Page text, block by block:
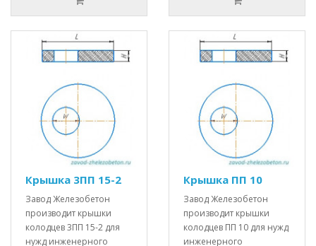
Крышка 3ПП 15-2
Завод Железобетон
производит крышки
колодцев 3ПП 15-2 для
нужд инженерного
Крышка ПП 10
Завод Железобетон
производит крышки
колодцев ПП 10 для нужд
инженерного